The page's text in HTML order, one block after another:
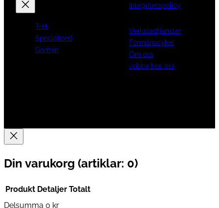
Trek
Specialized
Garmin
Integritetspolicy
Verkstadtjänster
Förmånscykel
Om oss
Jobba hos oss
Din varukorg (artiklar: 0)
Produkt Detaljer Totalt
Delsumma 0 kr